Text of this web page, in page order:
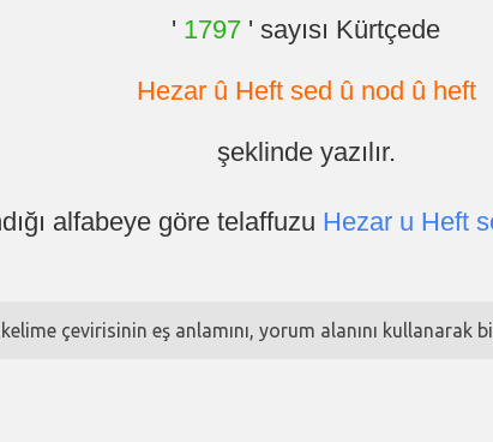
' 1797 ' sayısı Kürtçede
Hezar û Heft sed û nod û heft
şeklinde yazılır.
alfabeye göre telaffuzu Hezar u Heft
çevirisinin eş anlamını, yorum alanını kullanarak